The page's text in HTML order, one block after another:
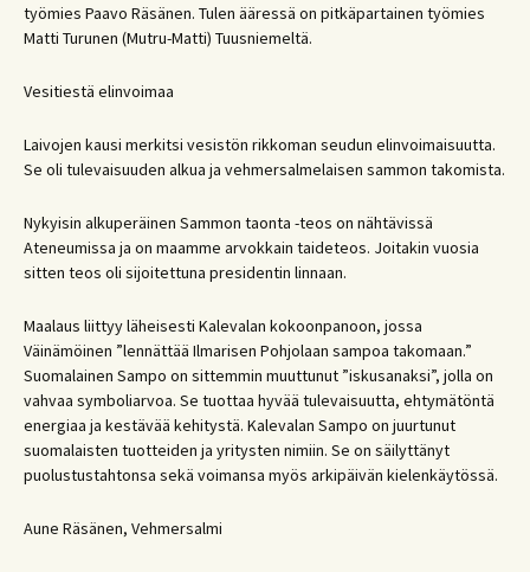
työmies Paavo Räsänen. Tulen ääressä on pitkäpartainen työmies
Matti Turunen (Mutru-Matti) Tuusniemeltä.
Vesitiestä elinvoimaa
Laivojen kausi merkitsi vesistön rikkoman seudun elinvoimaisuutta.
Se oli tulevaisuuden alkua ja vehmersalmelaisen sammon takomista.
Nykyisin alkuperäinen Sammon taonta -teos on nähtävissä
Ateneumissa ja on maamme arvokkain taideteos. Joitakin vuosia
sitten teos oli sijoitettuna presidentin linnaan.
Maalaus liittyy läheisesti Kalevalan kokoonpanoon, jossa
Väinämöinen ”lennättää Ilmarisen Pohjolaan sampoa takomaan.”
Suomalainen Sampo on sittemmin muuttunut ”iskusanaksi”, jolla on
vahvaa symboliarvoa. Se tuottaa hyvää tulevaisuutta, ehtymätöntä
energiaa ja kestävää kehitystä. Kalevalan Sampo on juurtunut
suomalaisten tuotteiden ja yritysten nimiin. Se on säilyttänyt
puolustustahtonsa sekä voimansa myös arkipäivän kielenkäytössä.
Aune Räsänen, Vehmersalmi